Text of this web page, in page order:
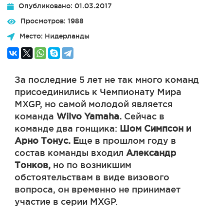
Опубликовано: 01.03.2017
Просмотров: 1988
Место: Нидерланды
За последние 5 лет не так много команд
присоединились к Чемпионату Мира
MXGP, но самой молодой является
команда Wilvo Yamaha. Сейчас в
команде два гонщика: Шом Симпсон и
Арно Тонус. Еще в прошлом году в
состав команды входил Александр
Тонков, но по возникшим
обстоятельствам в виде визового
вопроса, он временно не принимает
участие в серии MXGP.